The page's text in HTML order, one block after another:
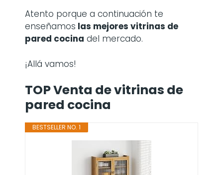
Atento porque a continuación te
enseñamos las mejores vitrinas de
pared cocina del mercado.
¡Allá vamos!
TOP Venta de vitrinas de
pared cocina
BESTSELLER NO. 1